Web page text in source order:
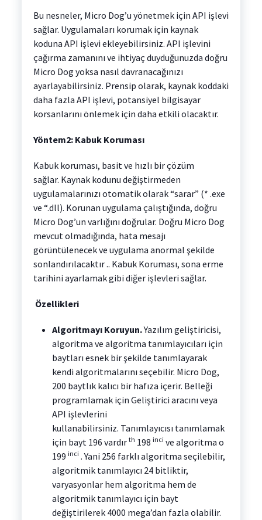
Bu nesneler, Micro Dog’u yönetmek için API işlevi
sağlar. Uygulamaları korumak için kaynak
koduna API işlevi ekleyebilirsiniz. API işlevini
çağırma zamanını ve ihtiyaç duyduğunuzda doğru
Micro Dog yoksa nasıl davranacağınızı
ayarlayabilirsiniz. Prensip olarak, kaynak koddaki
daha fazla API işlevi, potansiyel bilgisayar
korsanlarını önlemek için daha etkili olacaktır.
Yöntem2: Kabuk Koruması
Kabuk koruması, basit ve hızlı bir çözüm
sağlar. Kaynak kodunu değiştirmeden
uygulamalarınızı otomatik olarak “sarar” (* .exe
ve “.dll). Korunan uygulama çalıştığında, doğru
Micro Dog’un varlığını doğrular. Doğru Micro Dog
mevcut olmadığında, hata mesajı
görüntülenecek ve uygulama anormal şekilde
sonlandırılacaktır .. Kabuk Koruması, sona erme
tarihini ayarlamak gibi diğer işlevleri sağlar.
Özellikleri
Algoritmayı Koruyun.Yazılım geliştiricisi,
algoritma ve algoritma tanımlayıcıları için
baytları esnek bir şekilde tanımlayarak
kendi algoritmalarını seçebilir. Micro Dog,
200 baytlık kalıcı bir hafıza içerir. Belleği
programlamak için Geliştirici aracını veya
API işlevlerini
kullanabilirsiniz. Tanımlayıcısı tanımlamak
için bayt 196 vardır th 198 inci ve algoritma o
199 inci . Yani 256 farklı algoritma seçilebilir,
algoritmik tanımlayıcı 24 bitliktir,
varyasyonlar hem algoritma hem de
algoritmik tanımlayıcı için bayt
değiştirilerek 4000 mega’dan fazla olabilir.